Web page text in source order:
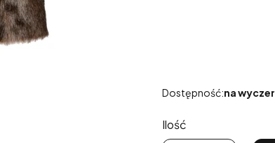
Dostępność:na
Ilość